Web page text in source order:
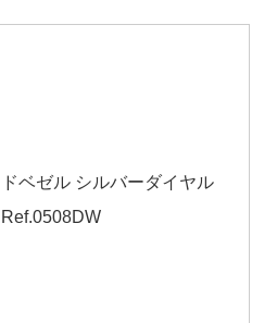
ベゼル シルバーダイヤル